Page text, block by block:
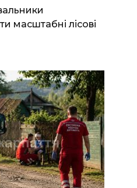
масштабні лісові